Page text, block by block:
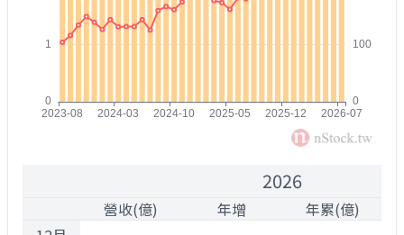
2026
營收(億) 年增
年累(億)